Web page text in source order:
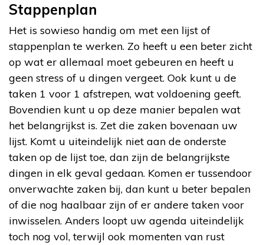
Stappenplan
Het is sowieso handig om met een lijst of
stappenplan te werken. Zo heeft u een beter zicht
op wat er allemaal moet gebeuren en heeft u
geen stress of u dingen vergeet. Ook kunt u de
taken 1 voor 1 afstrepen, wat voldoening geeft.
Bovendien kunt u op deze manier bepalen wat
het belangrijkst is. Zet die zaken bovenaan uw
lijst. Komt u uiteindelijk niet aan de onderste
taken op de lijst toe, dan zijn de belangrijkste
dingen in elk geval gedaan. Komen er tussendoor
onverwachte zaken bij, dan kunt u beter bepalen
of die nog haalbaar zijn of er andere taken voor
inwisselen. Anders loopt uw agenda uiteindelijk
toch nog vol, terwijl ook momenten van rust